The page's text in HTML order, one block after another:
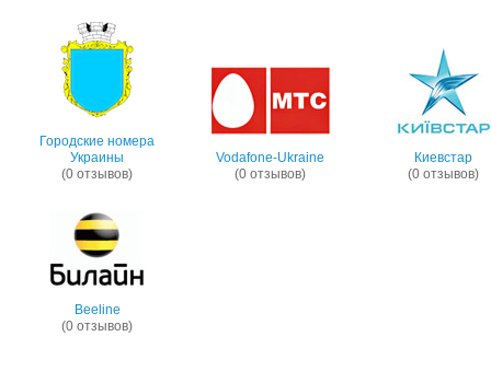
Городские номера
Украины
(0 отзывов)
Vodafone-Ukraine
(0 отзывов)
Киевстар
(0 отзывов)
Beeline
(0 отзывов)